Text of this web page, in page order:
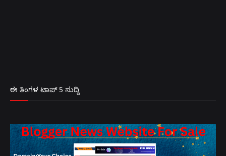
ಈ ತಿಂಗಳ ಟಾಪ್ 5 ಸುದ್ದಿ